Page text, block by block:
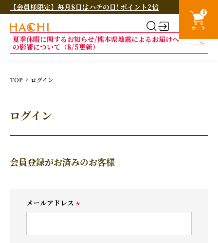
【会員様限定】毎月8日はハチの日! ポイント2倍
夏季休暇に関するお知らせ/熊本県地震によるお届けへ
の影響について（8/5更新）
0
カート
TOP ログイン
ログイン
会員登録がお済みのお客様
メールアドレス
須